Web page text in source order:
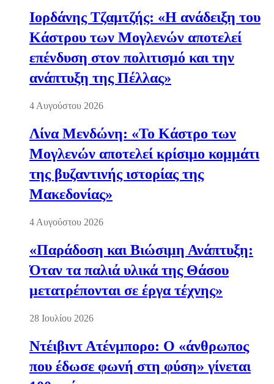
Ιορδάνης Τζαμτζής: «Η ανάδειξη του
Κάστρου των Μογλενών αποτελεί
επένδυση στον πολιτισμό και την
ανάπτυξη της Πέλλας»
4 Αυγούστου 2026
Λίνα Μενδώνη: «Το Κάστρο των
Μογλενών αποτελεί κρίσιμο κομμάτι
της βυζαντινής ιστορίας της
Μακεδονίας»
4 Αυγούστου 2026
«Παράδοση και Βιώσιμη Ανάπτυξη:
Όταν τα παλιά υλικά της Θάσου
μετατρέπονται σε έργα τέχνης»
28 Ιουλίου 2026
Ντέιβιντ Ατένμπορο: Ο «άνθρωπος
που έδωσε φωνή στη φύση» γίνεται